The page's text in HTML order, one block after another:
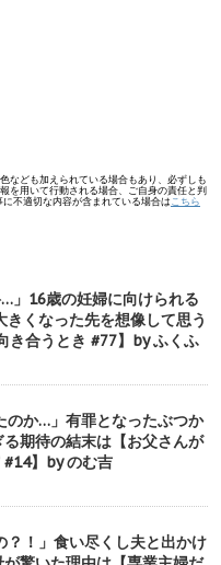
なども加えられている場合もあり、必ずしも
を用いて行動される場合、ご自身の責任と判
不適切な内容が含まれている場合は こちら
…」16歳の妊婦に向けられる
きくなった先を想像して思う
き合うとき #77】by ふくふ
のか…」有罪となったぶつか
期待の結末は【お父さんが
】by のむ吉
？！」食い尽くし夫と出かけ